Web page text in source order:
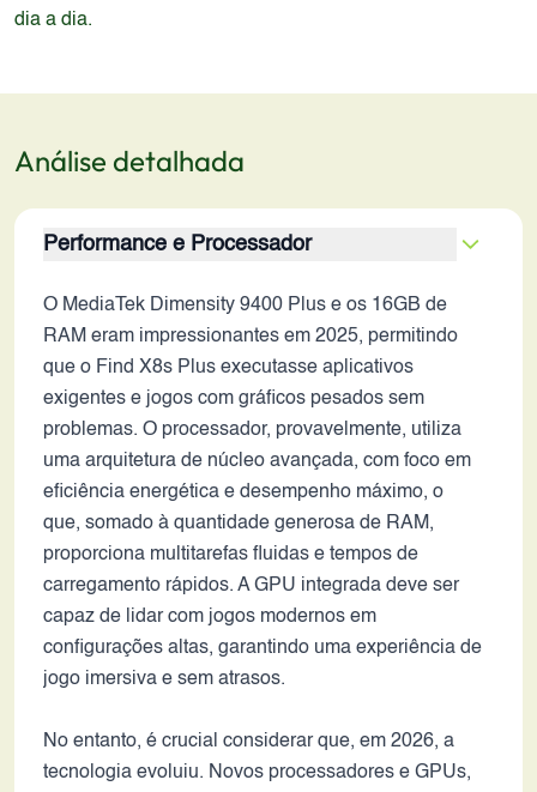
dia a dia.
Análise detalhada
Performance e Processador
O MediaTek Dimensity 9400 Plus e os 16GB de
RAM eram impressionantes em 2025, permitindo
que o Find X8s Plus executasse aplicativos
exigentes e jogos com gráficos pesados sem
problemas. O processador, provavelmente, utiliza
uma arquitetura de núcleo avançada, com foco em
eficiência energética e desempenho máximo, o
que, somado à quantidade generosa de RAM,
proporciona multitarefas fluidas e tempos de
carregamento rápidos. A GPU integrada deve ser
capaz de lidar com jogos modernos em
configurações altas, garantindo uma experiência de
jogo imersiva e sem atrasos.
No entanto, é crucial considerar que, em 2026, a
tecnologia evoluiu. Novos processadores e GPUs,